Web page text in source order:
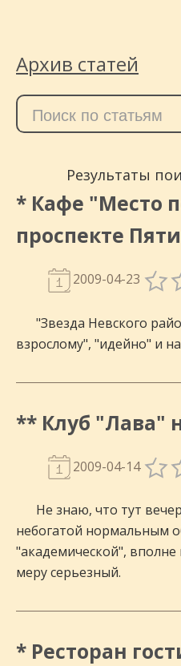
Архив статей
Результаты
* Кафе "Место
проспекте
2009-04-23
"Звезда Невского
взрослому", "идейно" и
** Клуб "Лава"
2009-04-14
Не знаю, что тут
небогатой нормальным
"академической",
меру серьезный.
* Ресторан